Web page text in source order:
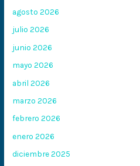
agosto 2026
julio 2026
junio 2026
mayo 2026
abril 2026
marzo 2026
febrero 2026
enero 2026
diciembre 2025